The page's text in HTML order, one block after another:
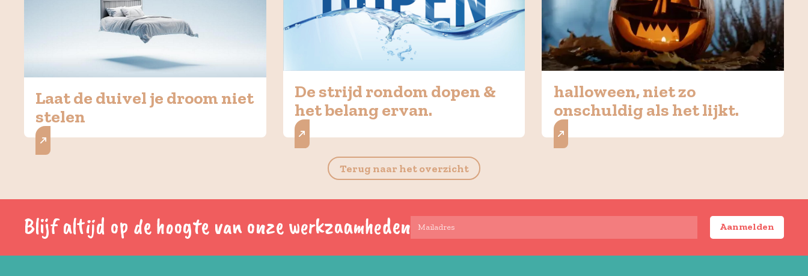
Laat de duivel je droom niet
stelen
De strijd rondom dopen &
het belang ervan.
halloween, niet zo
onschuldig als het lijkt.
Terug naar het overzicht
Blijf altijd op de hoogte van onze werkzaamheden